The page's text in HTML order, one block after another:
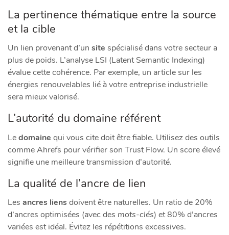
La pertinence thématique entre la source
et la cible
Un lien provenant d’un site spécialisé dans votre secteur a
plus de poids. L’analyse LSI (Latent Semantic Indexing)
évalue cette cohérence. Par exemple, un article sur les
énergies renouvelables lié à votre entreprise industrielle
sera mieux valorisé.
L’autorité du domaine référent
Ledomaine qui vous cite doit être fiable. Utilisez des outils
comme Ahrefs pour vérifier son Trust Flow. Un score élevé
signifie une meilleure transmission d’autorité.
La qualité de l’ancre de lien
Les ancres liensdoivent être naturelles. Un ratio de 20%
d’ancres optimisées (avec des mots-clés) et 80% d’ancres
variées est idéal. Évitez les répétitions excessives.